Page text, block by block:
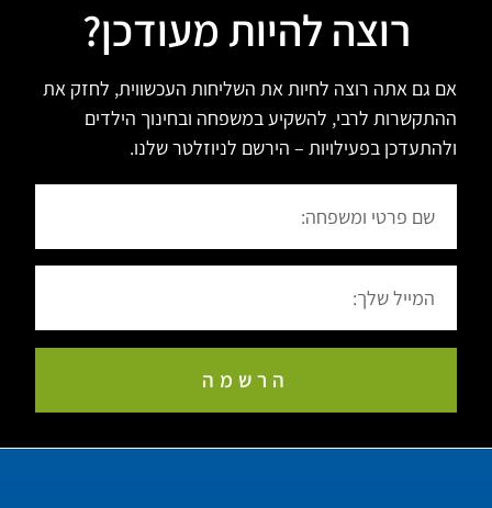
רוצה להיות מעודכן?
אם גם אתה רוצה לחיות את השליחות העכשווית, לחזק את
ההתקשרות לרבי, להשקיע במשפחה ובחינוך הילדים
ולהתעדכן בפעילויות – הירשם לניוזלטר שלנו.
הרשמה